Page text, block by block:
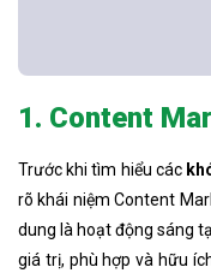
1. Content
Trước khi tìm hiểu các
rõ khái niệm Content
dung là hoạt động sáng
giá trị, phù hợp và hữu